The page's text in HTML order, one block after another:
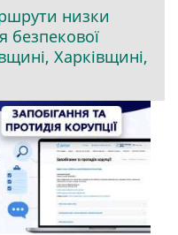
низки
безпекової
Харківщині,